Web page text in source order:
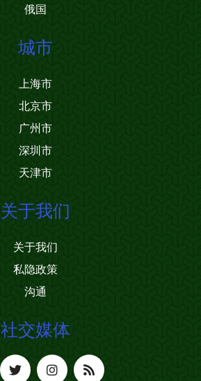
俄国
城市
上海市
北京市
广州市
深圳市
天津市
关于我们
关于我们
私隐政策
沟通
社交媒体